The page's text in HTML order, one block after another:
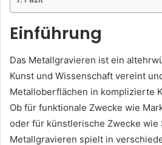
Einführung
Das Metallgravieren ist ein
Kunst und Wissenschaft vereint
Metalloberflächen in komplizierte
Ob für funktionale Zwecke wie
oder für künstlerische Zwecke wie
Metallgravieren spielt in